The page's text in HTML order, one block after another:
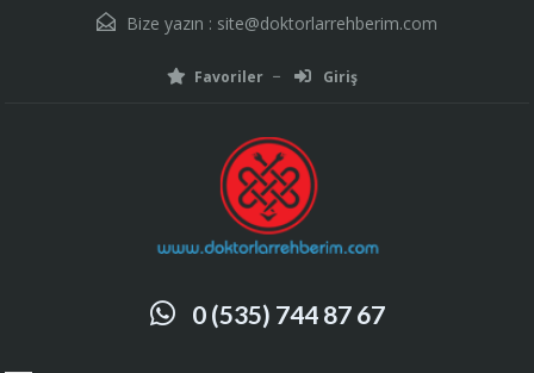
Bize yazın : site@doktorlarrehberim.com
Favoriler Giriş
0 (535) 744 87 67